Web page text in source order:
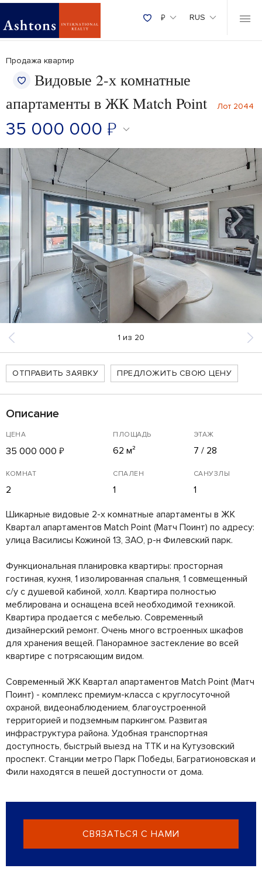
₽ RUS
Продажа квартир
Видовые 2-х комнатные
апартаменты в ЖК Match Point
Лот 2044
35 000 000 ₽
1 из 20
ОТПРАВИТЬ ЗАЯВКУ ПРЕДЛОЖИТЬ СВОЮ ЦЕНУ
Описание
ЦЕНА
35 000 000 ₽
ПЛОЩАДЬ
62 м²
ЭТАЖ
7 / 28
КОМНАТ
2
СПАЛЕН
1
САНУЗЛЫ
1
Шикарные видовые 2-х комнатные апартаменты в ЖК
Квартал апартаментов Match Point (Матч Поинт) по адресу:
улица Василисы Кожиной 13, ЗАО, р-н Филевский парк.
Функциональная планировка квартиры: просторная
гостиная, кухня, 1 изолированная спальня, 1 совмещенный
с/у с душевой кабиной, холл. Квартира полностью
меблирована и оснащена всей необходимой техникой.
Квартира продается с мебелью. Современный
дизайнерский ремонт. Очень много встроенных шкафов
для хранения вещей. Панорамное застекление во всей
квартире с потрясающим видом.
Современный ЖК Квартал апартаментов Match Point (Матч
Поинт) - комплекс премиум-класса с круглосуточной
охраной, видеонаблюдением, благоустроенной
территорией и подземным паркингом. Развитая
инфраструктура района. Удобная транспортная
доступность, быстрый выезд на ТТК и на Кутузовский
проспект. Станции метро Парк Победы, Багратионовская и
Фили находятся в пешей доступности от дома.
СВЯЗАТЬСЯ С НАМИ